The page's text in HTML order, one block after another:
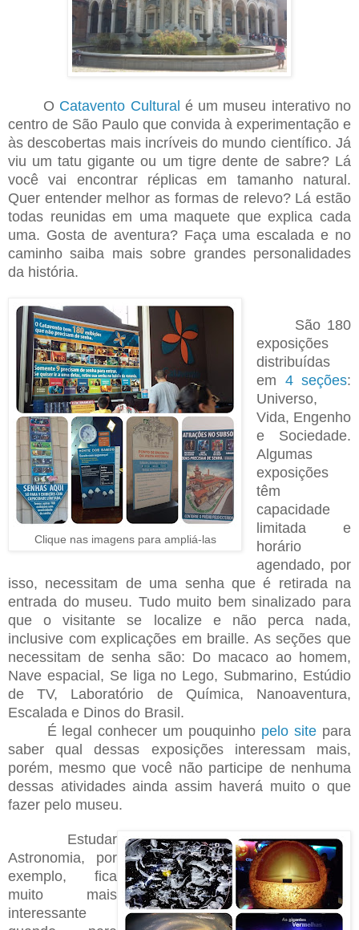
O Catavento Cultural é um museu interativo no
centro de São Paulo que convida à experimentação e
às descobertas mais incríveis do mundo científico. Já
viu um tatu gigante ou um tigre dente de sabre? Lá
você vai encontrar réplicas em tamanho natural.
Quer entender melhor as formas de relevo? Lá estão
todas reunidas em uma maquete que explica cada
uma. Gosta de aventura? Faça uma escalada e no
caminho saiba mais sobre grandes personalidades
da história.
Clique nas imagens para ampliá-las
São 180
exposições
distribuídas
em 4 seções:
Universo,
Vida, Engenho
e Sociedade.
Algumas
exposições
têm
capacidade
limitada e
horário
agendado, por
isso, necessitam de uma senha que é retirada na
entrada do museu. Tudo muito bem sinalizado para
que o visitante se localize e não perca nada,
inclusive com explicações em braille. As seções que
necessitam de senha são: Do macaco ao homem,
Nave espacial, Se liga no Lego, Submarino, Estúdio
de TV, Laboratório de Química, Nanoaventura,
Escalada e Dinos do Brasil.
É legal conhecer um pouquinho pelo site para
saber qual dessas exposições interessam mais,
porém, mesmo que você não participe de nenhuma
dessas atividades ainda assim haverá muito o que
fazer pelo museu.
Estudar
Astronomia, por
exemplo, fica
muito mais
interessante